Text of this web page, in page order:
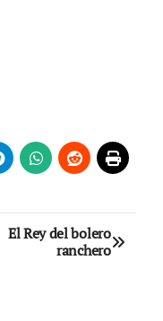
El Rey del bolero
ranchero